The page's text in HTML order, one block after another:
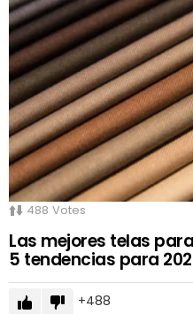
488 Votes
Las mejores telas
5 tendencias para
488